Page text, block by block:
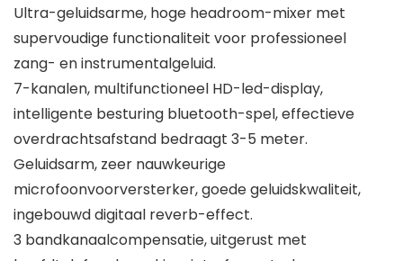
Ultra-geluidsarme, hoge headroom-mixer met
supervoudige functionaliteit voor professioneel
zang- en instrumentalgeluid.
7-kanalen, multifunctioneel HD-led-display,
intelligente besturing bluetooth-spel, effectieve
overdrachtsafstand bedraagt 3-5 meter.
Geluidsarm, zeer nauwkeurige
microfoonvoorversterker, goede geluidskwaliteit,
ingebouwd digitaal reverb-effect.
3 bandkanaalcompensatie, uitgerust met